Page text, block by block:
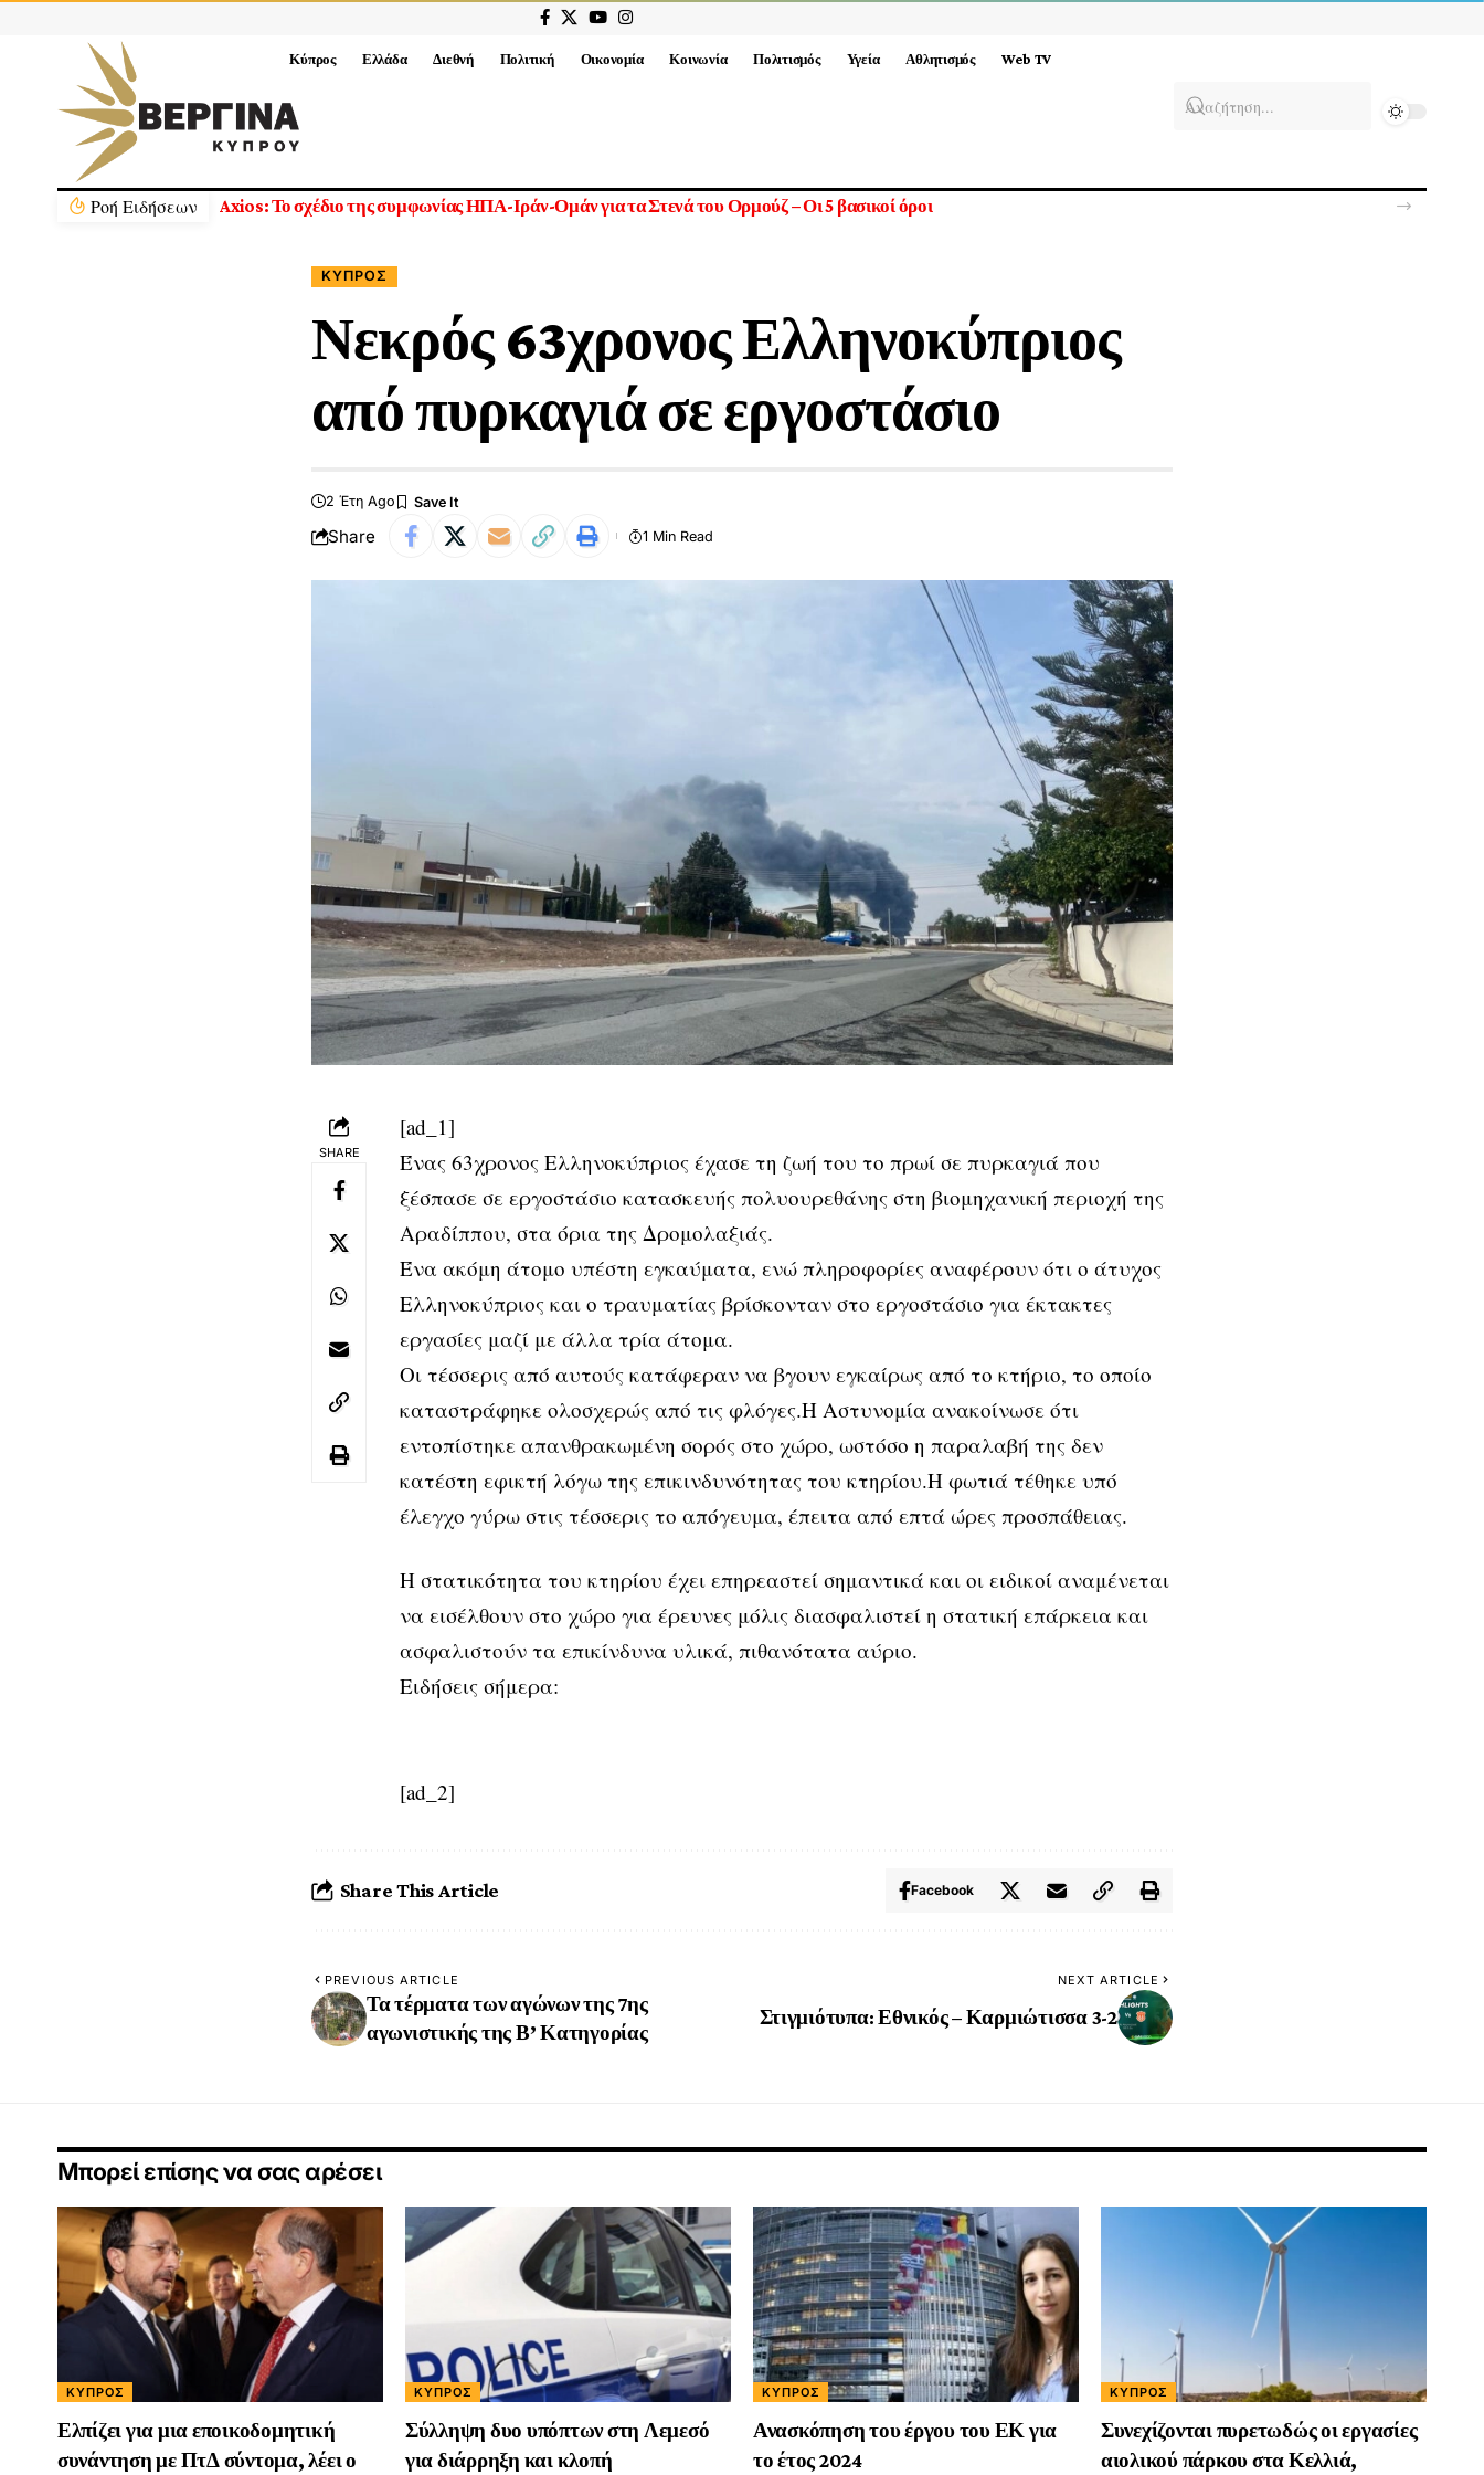
Κύπρος Ελλάδα Διεθνή Πολιτική Οικονομία Κοινωνία Πολιτισμός Υγεία Αθλητισμός Web TV
Ρoή Ειδήσεων
ΚΎΠΡΟΣ
Νεκρός 63χρονος Ελληνοκύπριος
από πυρκαγιά σε εργοστάσιο
2 Έτη Ago
Share 1 Min Read
SHARE
[ad_1]
Ένας 63χρονος Ελληνοκύπριος έχασε τη ζωή του το πρωί σε πυρκαγιά που
ξέσπασε σε εργοστάσιο κατασκευής πολυουρεθάνης στη βιομηχανική περιοχή της
Αραδίππου, στα όρια της Δρομολαξιάς.
Ένα ακόμη άτομο υπέστη εγκαύματα, ενώ πληροφορίες αναφέρουν ότι ο άτυχος
Ελληνοκύπριος και ο τραυματίας βρίσκονταν στο εργοστάσιο για έκτακτες
εργασίες μαζί με άλλα τρία άτομα.
Οι τέσσερις από αυτούς κατάφεραν να βγουν εγκαίρως από το κτήριο, το οποίο
καταστράφηκε ολοσχερώς από τις φλόγες.Η Αστυνομία ανακοίνωσε ότι
εντοπίστηκε απανθρακωμένη σορός στο χώρο, ωστόσο η παραλαβή της δεν
κατέστη εφικτή λόγω της επικινδυνότητας του κτηρίου.Η φωτιά τέθηκε υπό
έλεγχο γύρω στις τέσσερις το απόγευμα, έπειτα από επτά ώρες προσπάθειας.
Η στατικότητα του κτηρίου έχει επηρεαστεί σημαντικά και οι ειδικοί αναμένεται
να εισέλθουν στο χώρο για έρευνες μόλις διασφαλιστεί η στατική επάρκεια και
ασφαλιστούν τα επικίνδυνα υλικά, πιθανότατα αύριο.
Ειδήσεις σήμερα:
[ad_2]
Share This Article Facebook
PREVIOUS ARTICLE
Τα τέρματα των αγώνων της 7ης
αγωνιστικής της Β’ Κατηγορίας
NEXT ARTICLE
Στιγμιότυπα: Εθνικός – Καρμιώτισσα 3-2
Μπορεί επίσης να σας αρέσει
ΚΎΠΡΟΣ
Ελπίζει για μια εποικοδομητική
συνάντηση με ΠτΔ σύντομα, λέει ο
ΚΎΠΡΟΣ
Σύλληψη δυο υπόπτων στη Λεμεσό
για διάρρηξη και κλοπή
ΚΎΠΡΟΣ
Ανασκόπηση του έργου του ΕΚ για
το έτος 2024
ΚΎΠΡΟΣ
Συνεχίζονται πυρετωδώς οι εργασίες
αιολικού πάρκου στα Κελλιά,